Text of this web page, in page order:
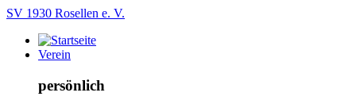
SV 1930 Rosellen e. V.
Verein
persönlich